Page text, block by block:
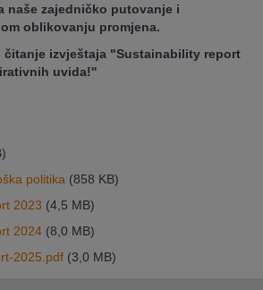
naše zajedničko putovanje i
oblikovanju promjena.
čitanje izvještaja "Sustainability report
uvida!''
politika (858 KB)
2023 (4,5 MB)
2024 (8,0 MB)
2025.pdf (3,0 MB)